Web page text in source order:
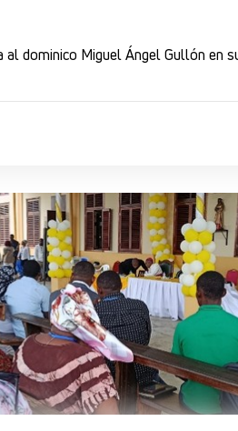
al dominico Miguel Ángel Gullón en